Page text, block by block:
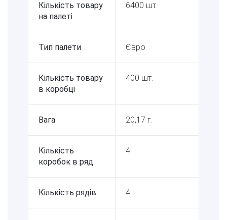
Кількість товару
на палеті
6400 шт.
Тип палети Євро
Кількість товару
в коробці
400 шт.
Вага 20,17 г.
Кількість
коробок в ряд
4
Кількість рядів 4